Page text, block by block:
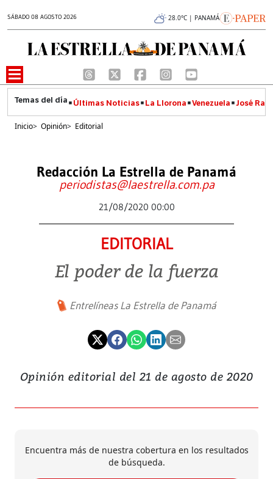
SÁBADO 08 AGOSTO 2026 28.0°C | PANAMÁ
Últimas Noticias La Llorona Venezuela José
Inicio> Opinión> Editorial
Redacción La Estrella de Panamá
periodistas@laestrella.com.pa
21/08/2020 00:00
EDITORIAL
El poder de la fuerza
Entrelíneas La Estrella de Panamá
Opinión editorial del 21 de agosto de 2020
Encuentra más de nuestra cobertura en los resultados
de búsqueda.